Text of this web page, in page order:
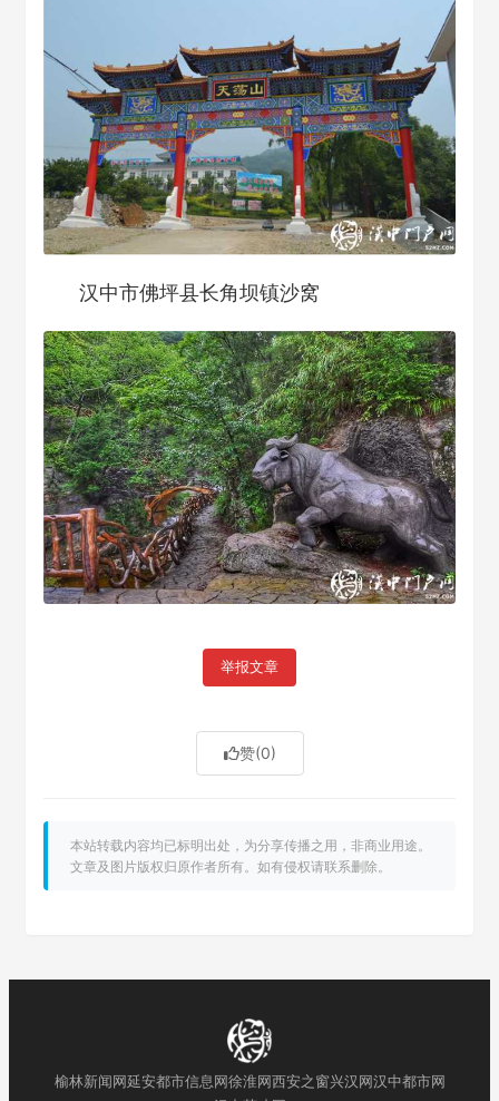
汉中市佛坪县长角坝镇沙窝
举报文章
赞(0)
本站转载内容均已标明出处，为分享传播之用，非商业用途。
文章及图片版权归原作者所有。如有侵权请联系删除。
榆林新闻网延安都市信息网徐淮网西安之窗兴汉网汉中都市网